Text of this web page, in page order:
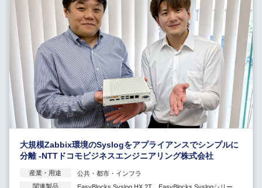
大規模Zabbix環境のSyslogをアプライアンスでシンプルに
分離 -NTTドコモビジネスエンジニアリング株式会社
産業・用途
公共・都市・インフラ
関連製品
EasyBlocks Syslog HX 2T、 EasyBlocks Syslogシリー